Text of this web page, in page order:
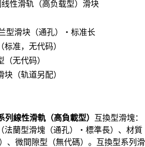
性滑轨（高负载型）滑块
型滑块（通孔）・标准长
标准，无代码）
（无代码）
块（轨道另配）
列線性滑軌（高負載型） 互換型滑塊：
法蘭型滑塊（通孔）・標準長）、材質
、微間隙型（無代碼）。互換型系列滑